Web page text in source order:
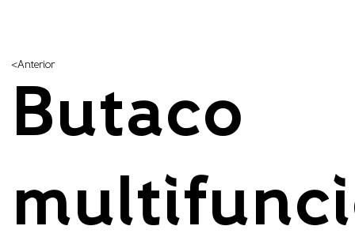
<Anterior
Butaco